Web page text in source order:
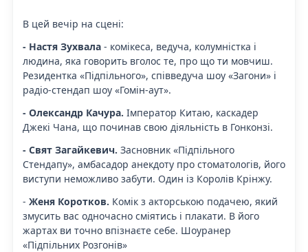
В цей вечір на сцені:
- Настя Зухвала - комікеса, ведуча, колумністка і
людина, яка говорить вголос те, про що ти мовчиш.
Резидентка «Підпільного», співведуча шоу «Загони» і
радіо-стендап шоу «Гомін-аут».
- Олександр Качура. Імператор Китаю, каскадер
Джекі Чана, що починав свою діяльність в Гонконзі.
- Свят Загайкевич. Засновник «Підпільного
Стендапу», амбасадор анекдоту про стоматологів, його
виступи неможливо забути. Один із Королів Крінжу.
- Женя Коротков. Комік з акторською подачею, який
змусить вас одночасно сміятись і плакати. В його
жартах ви точно впізнаєте себе. Шоуранер
«Підпільних Розгонів»